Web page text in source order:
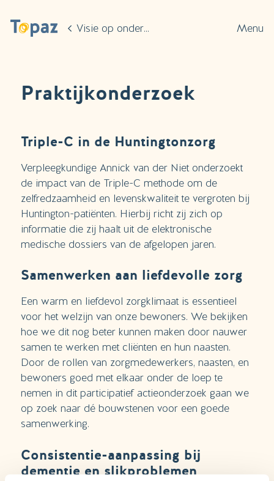
Visie op onderzoek
Menu
Praktijkonderzoek
Triple-C in de Huntingtonzorg
Verpleegkundige Annick van der Niet onderzoekt
de impact van de Triple-C methode om de
zelfredzaamheid en levenskwaliteit te vergroten bij
Huntington-patiënten. Hierbij richt zij zich op
informatie die zij haalt uit de elektronische
medische dossiers van de afgelopen jaren.
Samenwerken aan liefdevolle zorg
Een warm en liefdevol zorgklimaat is essentieel
voor het welzijn van onze bewoners. We bekijken
hoe we dit nog beter kunnen maken door nauwer
samen te werken met cliënten en hun naasten.
Door de rollen van zorgmedewerkers, naasten, en
bewoners goed met elkaar onder de loep te
nemen in dit participatief actieonderzoek gaan we
op zoek naar dé bouwstenen voor een goede
samenwerking.
Consistentie-aanpassing bij
dementie en slikproblemen